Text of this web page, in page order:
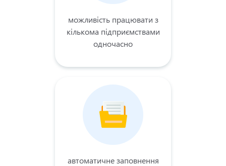
можливість працювати з
кількома підприємствами
одночасно
автоматичне заповнення